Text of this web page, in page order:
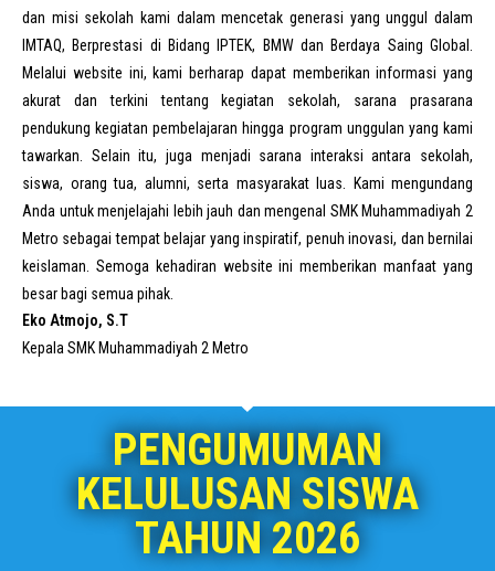
dan misi sekolah kami dalam mencetak generasi yang unggul dalam
IMTAQ, Berprestasi di Bidang IPTEK, BMW dan Berdaya Saing Global.
Melalui website ini, kami berharap dapat memberikan informasi yang
akurat dan terkini tentang kegiatan sekolah, sarana prasarana
pendukung kegiatan pembelajaran hingga program unggulan yang kami
tawarkan. Selain itu, juga menjadi sarana interaksi antara sekolah,
siswa, orang tua, alumni, serta masyarakat luas. Kami mengundang
Anda untuk menjelajahi lebih jauh dan mengenal SMK Muhammadiyah 2
Metro sebagai tempat belajar yang inspiratif, penuh inovasi, dan bernilai
keislaman. Semoga kehadiran website ini memberikan manfaat yang
besar bagi semua pihak.
Eko Atmojo, S.T
Kepala SMK Muhammadiyah 2 Metro
PENGUMUMAN
KELULUSAN SISWA
TAHUN 2026